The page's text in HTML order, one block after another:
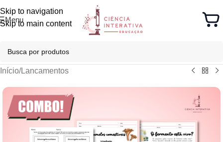
Skip to navigation
Skip to main content
Menu
Início/Lancamentos